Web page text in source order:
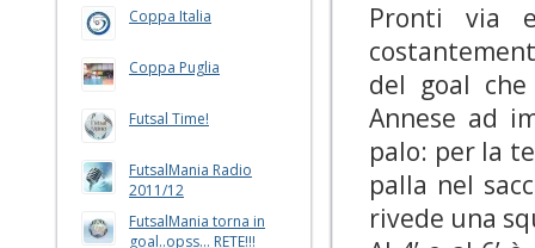
Coppa Italia
Coppa Puglia
Futsal Time!
FutsalMania Radio
2011/12
FutsalMania torna in
goal..opss... RETE!!!
Pronti via
del goal
Annese ad
palo: per la
palla nel
rivede una